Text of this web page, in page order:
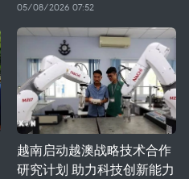
05/08/2026 07:52
越南启动越澳战略技术合作
研究计划 助力科技创新能力